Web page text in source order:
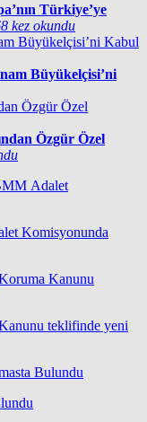
Türkiye’ye
kez okundu
Büyükelçisi’ni
Özgür Özel
Komisyonunda
teklifinde yeni